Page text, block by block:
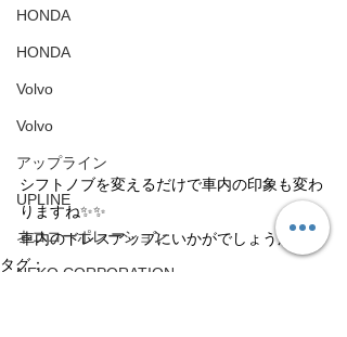
HONDA
HONDA
Volvo
Volvo
アップライン
UPLINE
ネココーポレーション
NEKO CORPORATION
シフトノブを変えるだけで車内の印象も変わ
りますね✨✨
車内のドレスアップにいかがでしょうか❓
タグ：